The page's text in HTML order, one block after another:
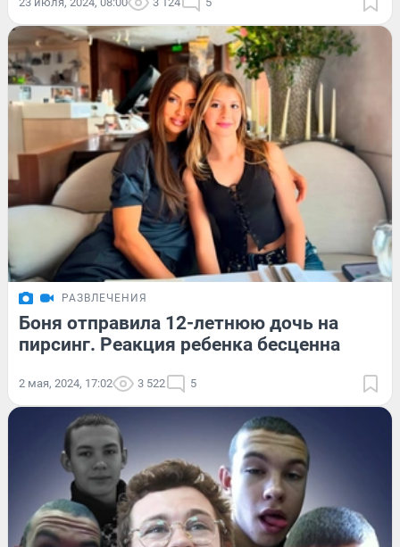
РАЗВЛЕЧЕНИЯ
Боня отправила 12-летнюю дочь на
пирсинг. Реакция ребенка бесценна
2 мая, 2024, 17:02 3 522 5